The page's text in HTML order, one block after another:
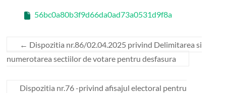
56bc0a80b3f9d66da0ad73a0531d9f8a
← Dispozitia nr.86/02.04.2025 privind Delimitarea si
numerotarea sectiilor de votare pentru desfasura
Dispozitia nr.76 -privind afisajul electoral pentru